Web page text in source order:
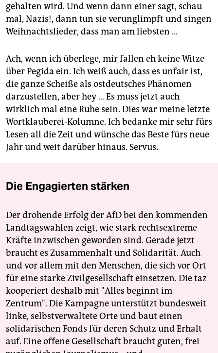
gehalten wird. Und wenn dann einer sagt, schau
mal, Nazis!, dann tun sie verunglimpft und singen
Weihnachtslieder, dass man am liebsten …
Ach, wenn ich überlege, mir fallen eh keine Witze
über Pegida ein. Ich weiß auch, dass es unfair ist,
die ganze Scheiße als ostdeutsches Phänomen
darzustellen, aber hey … Es muss jetzt auch
wirklich mal eine Ruhe sein. Dies war meine letzte
Wortklauberei-Kolumne. Ich bedanke mir sehr fürs
Lesen all die Zeit und wünsche das Beste fürs neue
Jahr und weit darüber hinaus. Servus.
Die Engagierten stärken
Der drohende Erfolg der AfD bei den kommenden
Landtagswahlen zeigt, wie stark rechtsextreme
Kräfte inzwischen geworden sind. Gerade jetzt
braucht es Zusammenhalt und Solidarität. Auch
und vor allem mit den Menschen, die sich vor Ort
für eine starke Zivilgesellschaft einsetzen. Die taz
kooperiert deshalb mit "Alles beginnt im
Zentrum". Die Kampagne unterstützt bundesweit
linke, selbstverwaltete Orte und baut einen
solidarischen Fonds für deren Schutz und Erhalt
auf. Eine offene Gesellschaft braucht guten, frei